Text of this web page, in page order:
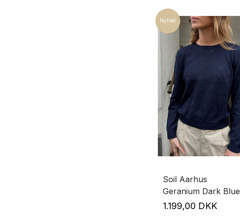
Nyhed
Soil Aarhus
Geranium Dark Blue
1.199,00 DKK